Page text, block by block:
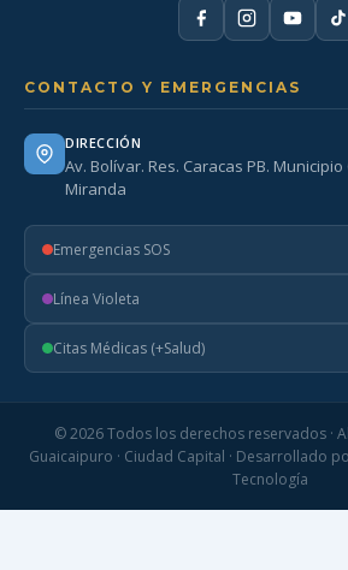
CONTACTO Y EMERGENCIAS
DIRECCIÓN
Av. Bolívar. Res. Caracas PB.
Miranda
Emergencias SOS
Línea Violeta
Citas Médicas (+Salud)
© 2026 Todos los derechos reservados ·
Guaicaipuro · Ciudad Capital · Desarrollado
Tecnología